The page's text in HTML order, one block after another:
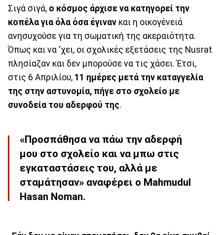
Σιγά σιγά, ο κόσμος άρχισε να κατηγορεί την
κοπέλα για όλα όσα έγιναν και η οικογένειά
ανησυχούσε για τη σωματική της ακεραιότητα.
Όπως και να ‘χει, οι σχολικές εξετάσεις της Nusrat
πλησίαζαν και δεν μπορούσε να τις χάσει. Έτσι,
στις 6 Απριλίου, 11 ημέρες μετά την καταγγελία
της στην αστυνομία, πήγε στο σχολείο με
συνοδεία του αδερφού της.
«Προσπάθησα να πάω την αδερφή
μου στο σχολείο και να μπω στις
εγκαταστάσεις του, αλλά με
σταμάτησαν» αναφέρει ο Mahmudul
Hasan Noman.